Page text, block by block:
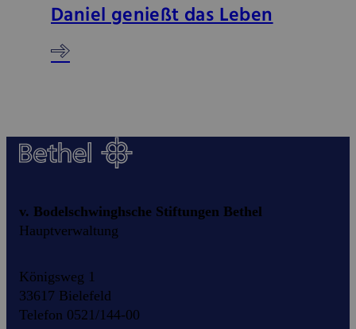
Daniel genießt das Leben
v. Bodelschwinghsche Stiftungen Bethel
Hauptverwaltung
Königsweg 1
33617 Bielefeld
Telefon 0521/144-00